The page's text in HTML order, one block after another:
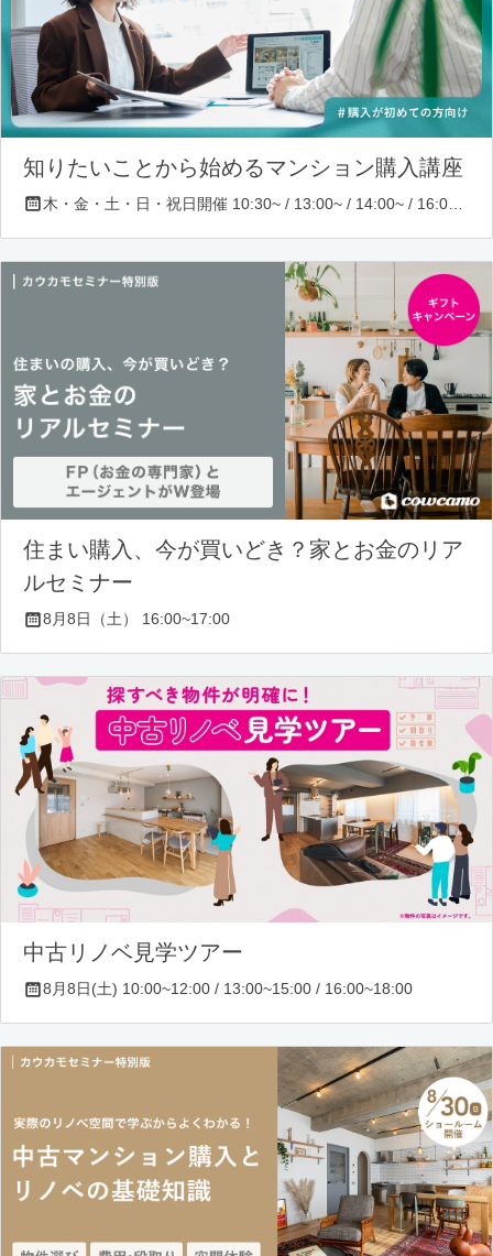
知りたいことから始めるマンション購入講座
住まい購入、今が買いどき？家とお金のリア
ルセミナー
8月8日（土） 16:00~17:00
中古リノベ見学ツアー
8月8日(土) 10:00~12:00 / 13:00~15:00 / 16:00~18:00